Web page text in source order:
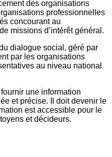
des organisations
professionnelles
concourant au
missions d’intérêt général.
dialogue social, géré par
par les organisations
au niveau national
une information
et précise. Il doit devenir le
est accessible pour le
et décideurs.